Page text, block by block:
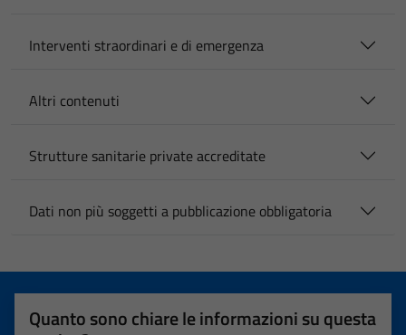
Interventi straordinari e di emergenza
Altri contenuti
Strutture sanitarie private accreditate
Dati non più soggetti a pubblicazione obbligatoria
Quanto sono chiare le informazioni su questa